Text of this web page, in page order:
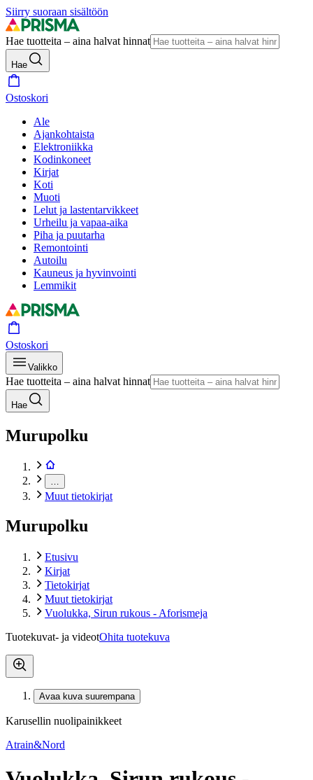
Siirry suoraan sisältöön
Hae tuotteita – aina halvat hinnat
Hae
Ostoskori
Ale
Ajankohtaista
Elektroniikka
Kodinkoneet
Kirjat
Koti
Muoti
Lelut ja lastentarvikkeet
Urheilu ja vapaa-aika
Piha ja puutarha
Remontointi
Autoilu
Kauneus ja hyvinvointi
Lemmikit
Ostoskori
Valikko
Hae tuotteita – aina halvat hinnat
Hae
Murupolku
Muut tietokirjat
Murupolku
Etusivu
Kirjat
Tietokirjat
Muut tietokirjat
Vuolukka, Sirun rukous - Aforismeja
Tuotekuvat- ja videotOhita tuotekuva
Avaa kuva suurempana
Karusellin nuolipainikkeet
Atrain&Nord